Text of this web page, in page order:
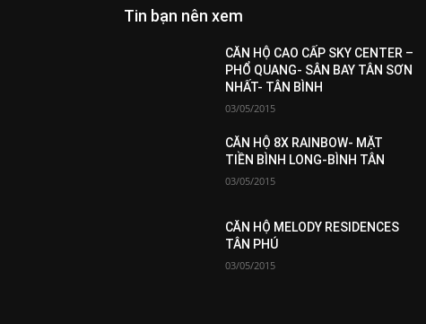
Tin bạn nên xem
All Featured
CĂN HỘ CAO CẤP SKY CENTER –
PHỔ QUANG- SÂN BAY TÂN SƠN
NHẤT- TÂN BÌNH
03/05/2015
CĂN HỘ 8X RAINBOW- MẶT
TIỀN BÌNH LONG-BÌNH TÂN
03/05/2015
CĂN HỘ MELODY RESIDENCES
TÂN PHÚ
03/05/2015